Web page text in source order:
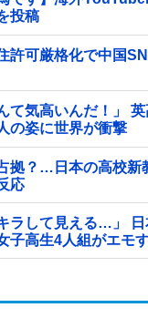
投稿
許可厳格化で中国
て気高いんだ！」
の姿に世界が衝撃
拠？…日本の高校新
応
ラして見える…」 日
子高生4人組がエモ